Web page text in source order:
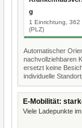
g
1 Einrichtung, 362
(PLZ)
Automatischer
nachvollziehbaren
ersetzt keine
individuelle
E-Mobilität:
Viele Ladepunkte